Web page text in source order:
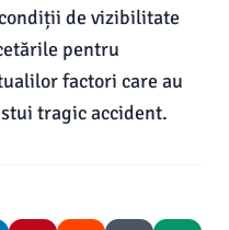
de vizibilitate
pentru
factori care au
tragic accident.